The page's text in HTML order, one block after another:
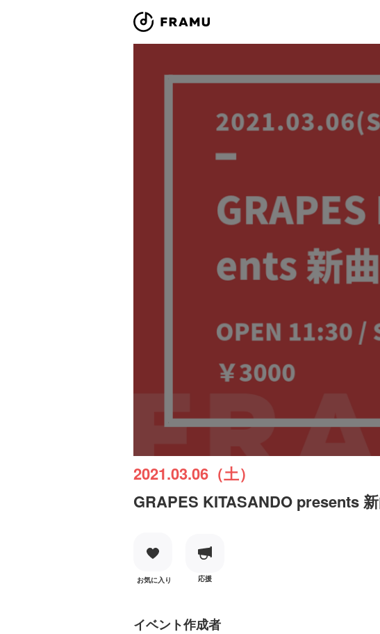
2021.03.06（土）
GRAPES KITASANDO presents
お気に入り 応援
イベント作成者